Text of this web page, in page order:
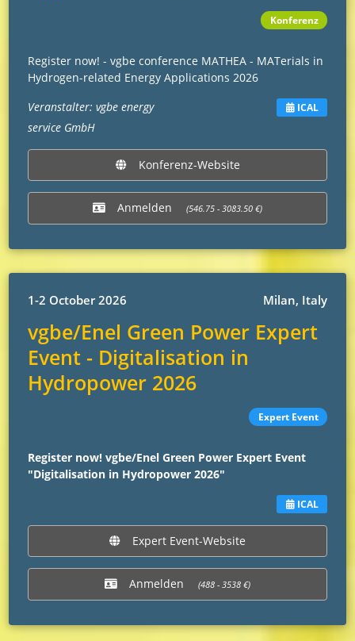
Konferenz
Register now! - vgbe conference MATHEA - MATerials in
Hydrogen-related Energy Applications 2026
Veranstalter: vgbe energy
service GmbH
ICAL
Konferenz-Website
Anmelden (546.75 - 3083.50 €)
1-2 October 2026 Milan, Italy
vgbe/Enel Green Power Expert
Event - Digitalisation in
Hydropower 2026
Expert Event
Register now! vgbe/Enel Green Power Expert Event
"Digitalisation in Hydropower 2026"
ICAL
Expert Event-Website
Anmelden (488 - 3538 €)